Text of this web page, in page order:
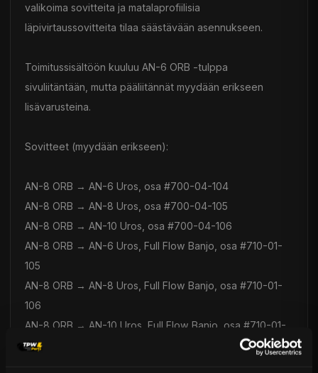
valikoima sovitteita ja matalaprofiilisia
läpivirtaussovitteita tilaa säästävään asennukseen.
Toimitussisältöön kuuluu AN-6 ORB -tulppa
sivuliitäntään, mutta pääliitännät myydään erikseen
lisävarusteina.
Sovitteet (myydään erikseen):
AN-8 ORB → AN-6 Uros, osa #700-04-104
AN-8 ORB → AN-8 Uros, osa #700-04-105
AN-8 ORB → AN-10 Uros, osa #700-04-106
AN-8 ORB → AN-6 Uros, Full Flow Banjo, osa #710-01-
105
AN-8 ORB → AN-8 Uros, Full Flow Banjo, osa #710-01-
106
AN-8 ORB → AN-10 Uros, Full Flow Banjo, osa #710-01-
107